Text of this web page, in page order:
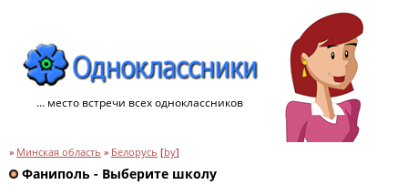
... место встречи всех одноклассников
» Минская область » Белорусь [by]
Фаниполь - Выберите школу